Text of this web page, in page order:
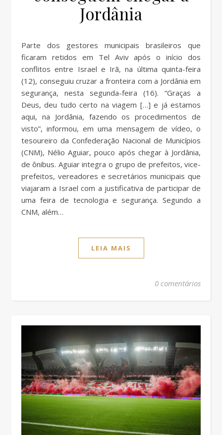
Jordânia
Parte dos gestores municipais brasileiros que
ficaram retidos em Tel Aviv após o início dos
conflitos entre Israel e Irã, na última quinta-feira
(12), conseguiu cruzar a fronteira com a Jordânia em
segurança, nesta segunda-feira (16). “Graças a
Deus, deu tudo certo na viagem […] e já estamos
aqui, na Jordânia, fazendo os procedimentos de
visto”, informou, em uma mensagem de vídeo, o
tesoureiro da Confederação Nacional de Municípios
(CNM), Nélio Aguiar, pouco após chegar à Jordânia,
de ônibus. Aguiar integra o grupo de prefeitos, vice-
prefeitos, vereadores e secretários municipais que
viajaram a Israel com a justificativa de participar de
uma feira de tecnologia e segurança. Segundo a
CNM, além…
LEIA MAIS
0 comentários